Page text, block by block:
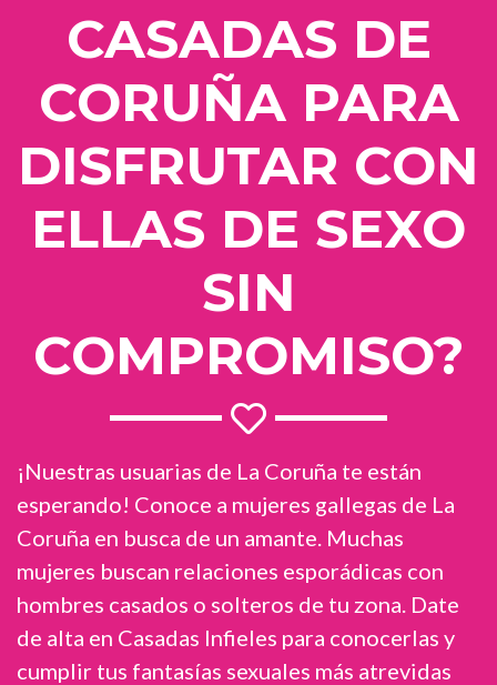
CASADAS DE
CORUÑA PARA
DISFRUTAR CON
ELLAS DE SEXO
SIN
COMPROMISO?
¡Nuestras usuarias de La Coruña te están
esperando! Conoce a mujeres gallegas de La
Coruña en busca de un amante. Muchas
mujeres buscan relaciones esporádicas con
hombres casados o solteros de tu zona. Date
de alta en Casadas Infieles para conocerlas y
cumplir tus fantasías sexuales más atrevidas